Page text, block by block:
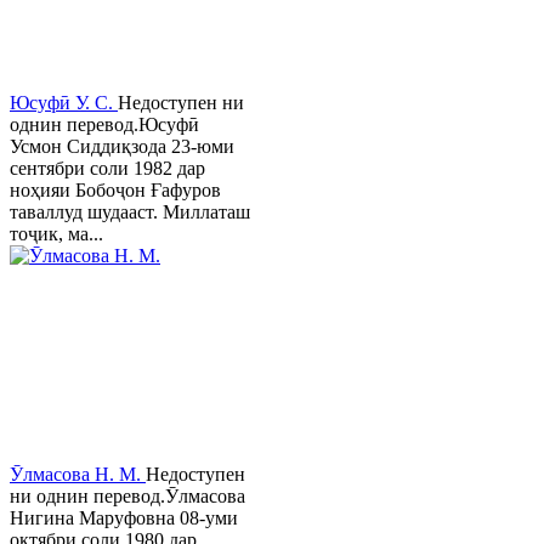
Юсуфӣ У. C. Недоступен ни
однин перевод.Юсуфӣ
Усмон Сиддиқзода 23-юми
сентябри соли 1982 дар
ноҳияи Бобоҷон Ғафуров
таваллуд шудааст. Миллаташ
тоҷик, ма...
Ӯлмасова Н. М. Недоступен
ни однин перевод.Ӯлмасова
Нигина Маруфовна 08-уми